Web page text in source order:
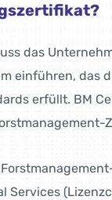
das
einführen, das
erfüllt. BM
Services